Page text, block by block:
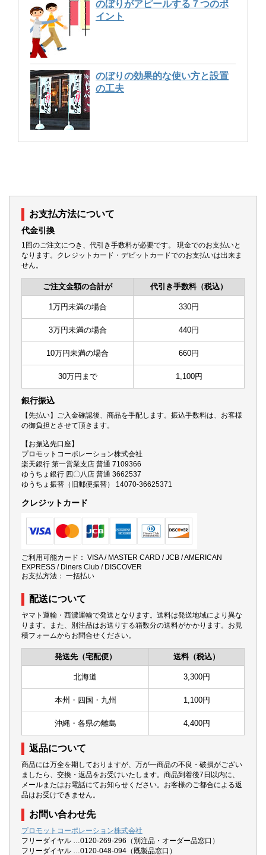
のぼりがアピールする７つのポ
イント
のぼりの効果的な使い方と設置
の工夫
お支払方法について
代金引換
1回のご注文につき、代引き手数料が必要です。 現金でのお支払いと
なります。クレジットカード・デビットカードでのお支払いは出来ま
せん。
ご注文金額の合計が 代引き手数料（税込）
1万円未満の場合 330円
3万円未満の場合 440円
10万円未満の場合 660円
30万円まで 1,100円
銀行振込
【先払い】ご入金確認後、商品を手配します。振込手数料は、お客様
の御負担とさせて頂きます。
【お振込先口座】
プロモットコーポレーション株式会社
楽天銀行 第一営業支店 普通 7109366
ゆうちょ銀行 四〇八店 普通 3662537
ゆうちょ振替（旧郵便振替） 14070-36625371
クレジットカード
ご利用可能カード： VISA / MASTER CARD / JCB / AMERICAN
EXPRESS / Diners Club / DISCOVER
お支払方法： 一括払い
配送について
ヤマト運輸・西濃運輸で発送となります。送料は発送地域により異な
ります。また、別注品はお送りする箱数分の送料がかかります。お見
積フォームからお問合せください。
発送先（宅配便） 送料（税込）
北海道 3,300円
本州・四国・九州 1,100円
沖縄・各県の離島 4,400円
返品について
商品には万全を期しておりますが、万が一商品の不良・破損がござい
ましたら、交換・返品をお受けいたします。商品到着後7日以内に、
メールまたはお電話にてお知らせください。お客様のご都合による返
品はお受けできません。
お問い合わせ先
プロモットコーポレーション株式会社
フリーダイヤル …0120-269-296（別注品・オーダー品窓口）
フリーダイヤル …0120-048-094（既製品窓口）